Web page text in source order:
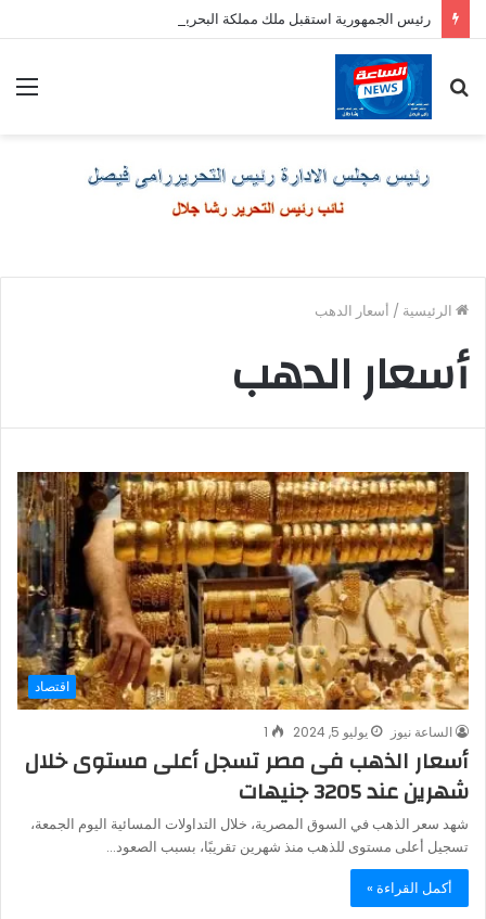
رئيس الجمهورية استقبل ملك مملكة البحرين الشقيقة
عن
الرئيسية / أسعار الدهب
أسعار الدهب
اقتصاد
الساعة نيوز يوليو 5, 2024 1
أسعار الذهب فى مصر تسجل أعلى مستوى خلال
شهرين عند 3205 جنيهات
شهد سعر الذهب في السوق المصرية، خلال التداولات المسائية اليوم الجمعة،
تسجيل أعلى مستوى للذهب منذ شهرين تقريبًا، بسبب الصعود…
أكمل القراءة »